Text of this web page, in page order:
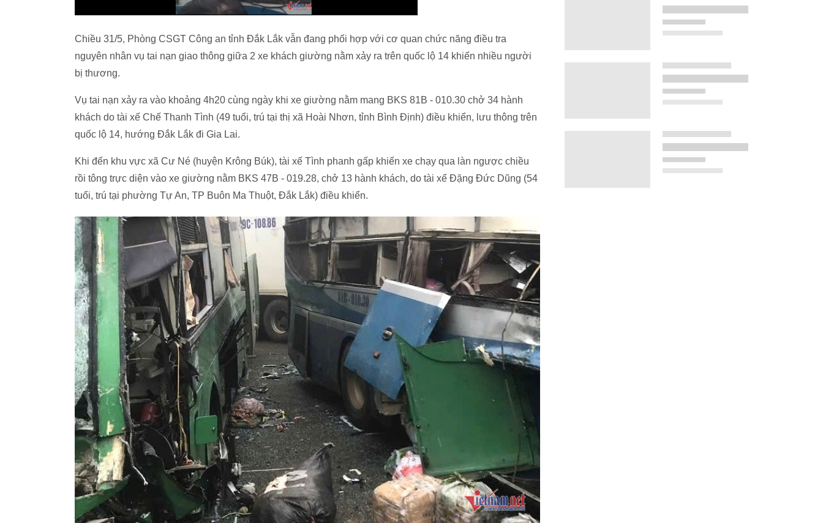
Chiều 31/5, Phòng CSGT Công an tỉnh Đắk Lắk vẫn đang phối hợp với cơ quan chức năng điều tra
nguyên nhân vụ tai nạn giao thông giữa 2 xe khách giường nằm xảy ra trên quốc lộ 14 khiến nhiều người
bị thương.
Vụ tai nạn xảy ra vào khoảng 4h20 cùng ngày khi xe giường nằm mang BKS 81B - 010.30 chở 34 hành
khách do tài xế Chế Thanh Tình (49 tuổi, trú tại thị xã Hoài Nhơn, tỉnh Bình Định) điều khiển, lưu thông trên
quốc lộ 14, hướng Đắk Lắk đi Gia Lai.
Khi đến khu vực xã Cư Né (huyện Krông Búk), tài xế Tình phanh gấp khiến xe chạy qua làn ngược chiều
rồi tông trực diện vào xe giường nằm BKS 47B - 019.28, chở 13 hành khách, do tài xế Đặng Đức Dũng (54
tuổi, trú tại phường Tự An, TP Buôn Ma Thuột, Đắk Lắk) điều khiển.